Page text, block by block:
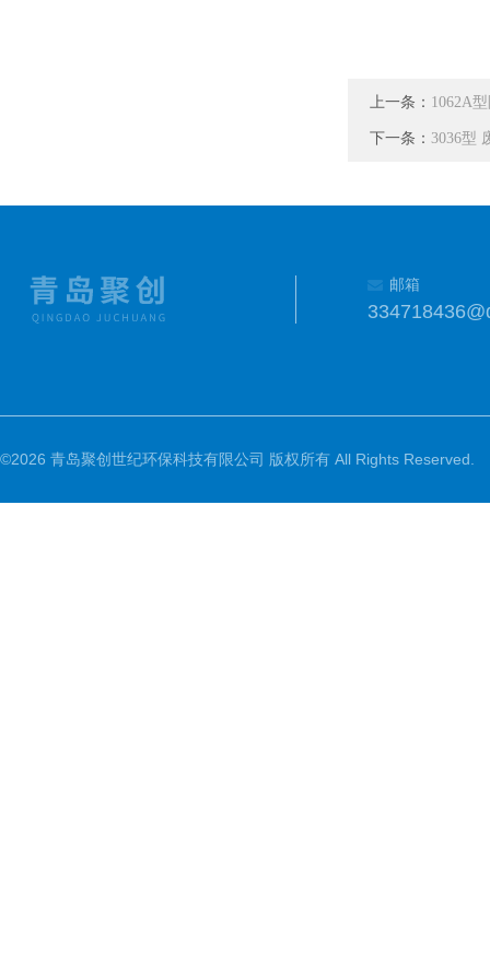
上一条： 1062A
下一条： 3036型
邮箱
©2026 青岛聚创世纪环保科技有限公司 版权所有 All Rights Reserved.